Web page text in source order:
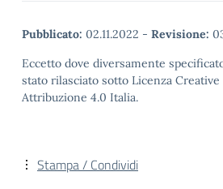
Pubblicato: 02.11.2022 - Revisione:
Eccetto dove diversamente
stato rilasciato sotto Licenza Creative
Attribuzione 4.0 Italia.
Stampa / Condividi